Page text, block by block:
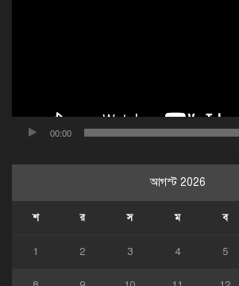
00:00
আগস্ট 2026
শ র স ম ব
1 2 3 4 5